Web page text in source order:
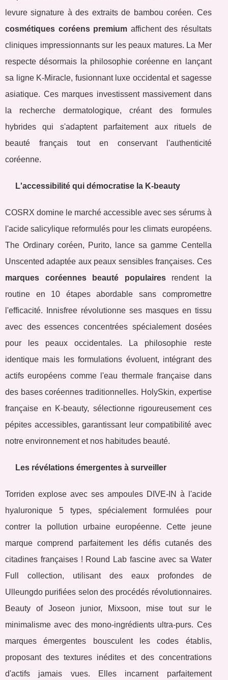
levure signature à des extraits de bambou coréen. Ces
cosmétiques coréens premium affichent des résultats
cliniques impressionnants sur les peaux matures. La Mer
respecte désormais la philosophie coréenne en lançant
sa ligne K-Miracle, fusionnant luxe occidental et sagesse
asiatique. Ces marques investissent massivement dans
la recherche dermatologique, créant des formules
hybrides qui s'adaptent parfaitement aux rituels de
beauté français tout en conservant l'authenticité
coréenne.
L'accessibilité qui démocratise la K-beauty
COSRX domine le marché accessible avec ses sérums à
l'acide salicylique reformulés pour les climats européens.
The Ordinary coréen, Purito, lance sa gamme Centella
Unscented adaptée aux peaux sensibles françaises. Ces
marques coréennes beauté populairesrendent la
routine en 10 étapes abordable sans compromettre
l'efficacité. Innisfree révolutionne ses masques en tissu
avec des essences concentrées spécialement dosées
pour les peaux occidentales. La philosophie reste
identique mais les formulations évoluent, intégrant des
actifs européens comme l'eau thermale française dans
des bases coréennes traditionnelles. HolySkin, expertise
française en K-beauty, sélectionne rigoureusement ces
pépites accessibles, garantissant leur compatibilité avec
notre environnement et nos habitudes beauté.
Les révélations émergentes à surveiller
Torriden explose avec ses ampoules DIVE-IN à l'acide
hyaluronique 5 types, spécialement formulées pour
contrer la pollution urbaine européenne. Cette jeune
marque comprend parfaitement les défis cutanés des
citadines françaises ! Round Lab fascine avec sa Water
Full collection, utilisant des eaux profondes de
Ulleungdo purifiées selon des procédés révolutionnaires.
Beauty of Joseon junior, Mixsoon, mise tout sur le
minimalisme avec des mono-ingrédients ultra-purs. Ces
marques émergentes bousculent les codes établis,
proposant des textures inédites et des concentrations
d'actifs jamais vues. Elles incarnent parfaitement